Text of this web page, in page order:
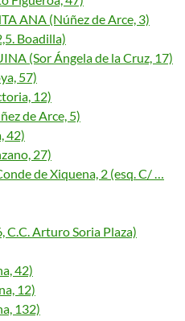
ANA (Núñez de Arce, 3)
Boadilla)
(Sor Ángela de la Cruz, 17)
57)
12)
de Arce, 5)
42)
27)
de Xiquena, 2 (esq. C/ …
C.C. Arturo Soria Plaza)
42)
12)
132)